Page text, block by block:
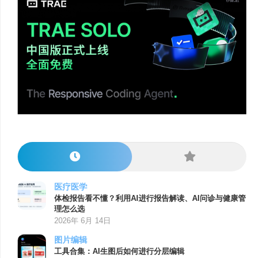
医疗医学
体检报告看不懂？利用AI进行报告解读、AI问诊与健康管
理怎么选
2026年 6月 14日
图片编辑
工具合集：AI生图后如何进行分层编辑